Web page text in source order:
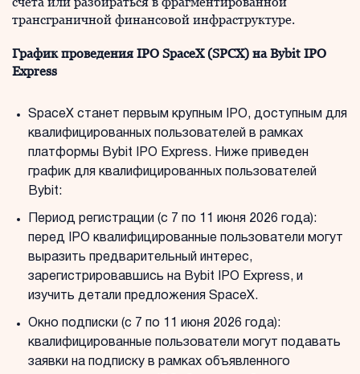
трансграничной финансовой инфраструктуре.
График проведения IPO SpaceX (SPCX) на Bybit IPO
Express
SpaceX станет первым крупным IPO, доступным для
квалифицированных пользователей в рамках
платформы Bybit IPO Express. Ниже приведен
график для квалифицированных пользователей
Bybit:
Период регистрации (с 7 по 11 июня 2026 года):
перед IPO квалифицированные пользователи могут
выразить предварительный интерес,
зарегистрировавшись на Bybit IPO Express, и
изучить детали предложения SpaceX.
Окно подписки (с 7 по 11 июня 2026 года):
квалифицированные пользователи могут подавать
заявки на подписку в рамках объявленного